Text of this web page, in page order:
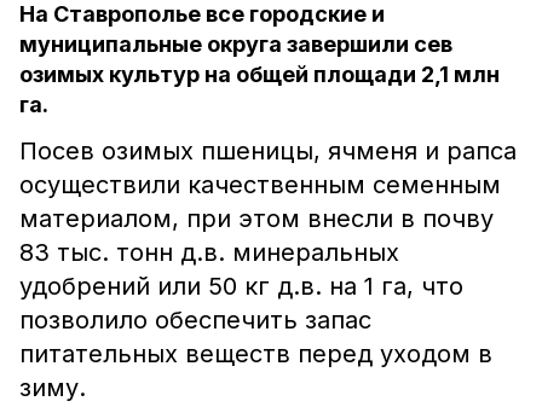
На Ставрополье все городские и
муниципальные округа завершили сев
озимых культур на общей площади 2,1 млн
га.
Посев озимых пшеницы, ячменя и рапса
осуществили качественным семенным
материалом, при этом внесли в почву
83 тыс. тонн д.в. минеральных
удобрений или 50 кг д.в. на 1 га, что
позволило обеспечить запас
питательных веществ перед уходом в
зиму.